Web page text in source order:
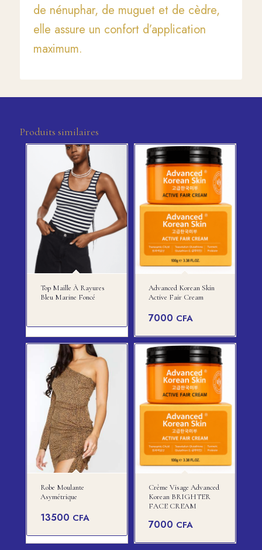
de nénuphar, de muguet et de cèdre,
elle assure un confort d’application
maximum.
Produits similaires
Top Maille À Rayures
Bleu Marine Foncé
Advanced Korean Skin
Active Fair Cream
7000 CFA
Robe Moulante
Asymétrique
13500 CFA
Crème Visage Advanced
Korean BRIGHTER
FACE CREAM
7000 CFA